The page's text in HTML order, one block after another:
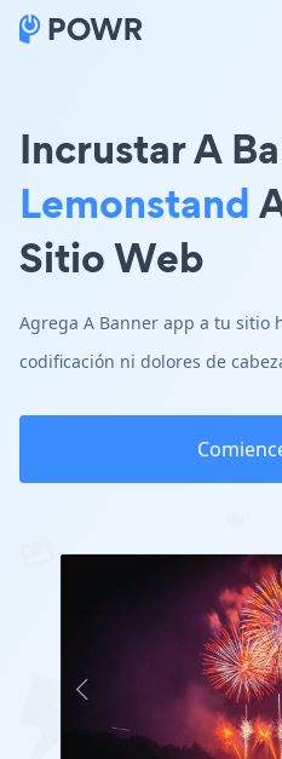
Incrustar A
Lemonstand
Sitio Web
Agrega A Banner app a tu sitio
codificación ni dolores de